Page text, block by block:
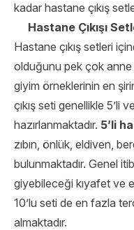
kadar hastane çıkış
Hastane Çıkışı
Hastane çıkış setleri
olduğunu pek çok anne
giyim örneklerinin en
çıkış seti genellikle 5’li
hazırlanmaktadır. 5’li
zıbın, önlük, eldiven,
bulunmaktadır. Genel
giyebileceği kıyafet ve
10’lu seti de en fazla
almaktadır.